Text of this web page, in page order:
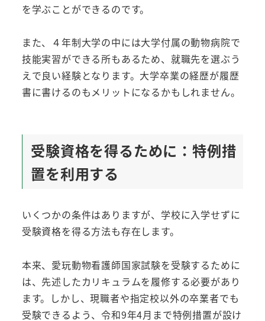
を学ぶことができるのです。
また、４年制大学の中には大学付属の動物病院で
技能実習ができる所もあるため、就職先を選ぶう
えで良い経験となります。大学卒業の経歴が履歴
書に書けるのもメリットになるかもしれません。
受験資格を得るために：特例措
置を利用する
いくつかの条件はありますが、学校に入学せずに
受験資格を得る方法も存在します。
本来、愛玩動物看護師国家試験を受験するために
は、先述したカリキュラムを履修する必要があり
ます。しかし、現職者や指定校以外の卒業者でも
受験できるよう、令和9年4月まで特例措置が設け